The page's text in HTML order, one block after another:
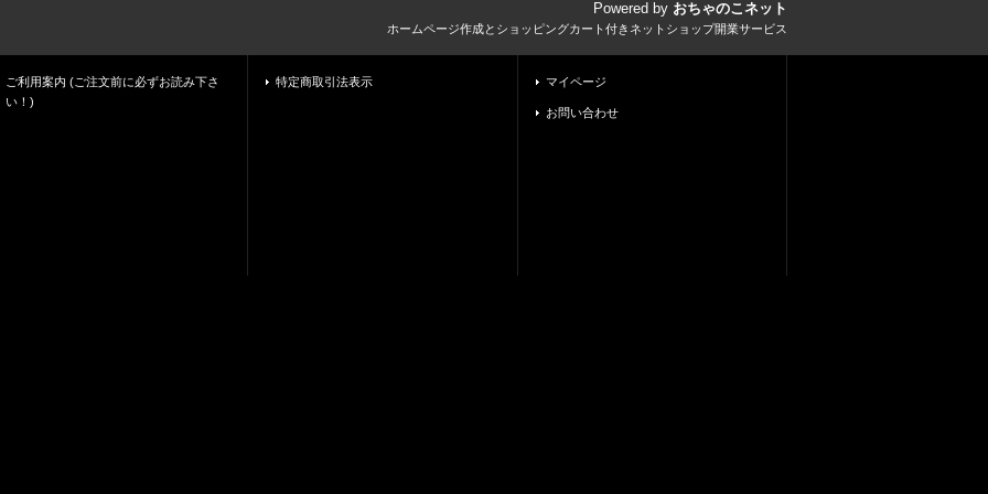
Powered by おちゃのこネット
ホームページ作成とショッピングカート付きネットショップ開業サービス
ご利用案内 (ご注文前に必ずお読み下さ
い！)
特定商取引法表示 マイページ
お問い合わせ